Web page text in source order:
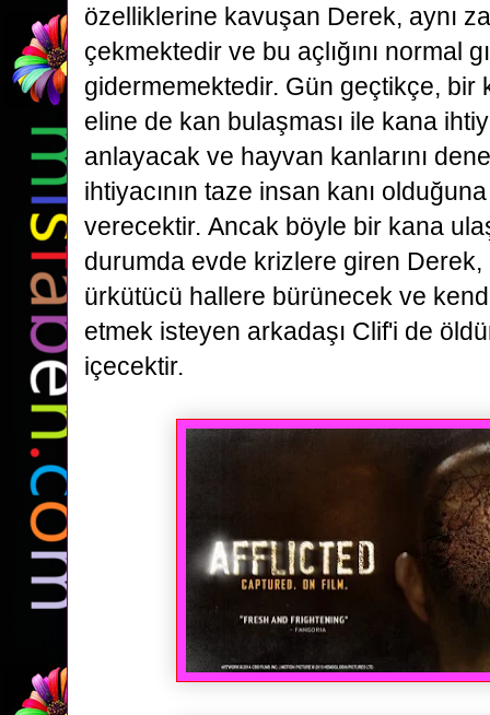
özelliklerine kavuşan Derek, aynı
çekmektedir ve bu açlığını normal
gidermemektedir. Gün geçtikçe, bir
eline de kan bulaşması ile kana
anlayacak ve hayvan kanlarını
ihtiyacının taze insan kanı
verecektir. Ancak böyle bir kana
durumda evde krizlere giren
ürkütücü hallere bürünecek ve
etmek isteyen arkadaşı Clif'i de
içecektir.